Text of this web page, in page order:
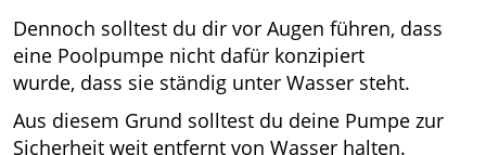
Dennoch solltest du dir vor Augen führen, dass
eine Poolpumpe nicht dafür konzipiert
wurde, dass sie ständig unter Wasser steht.
Aus diesem Grund solltest du deine Pumpe zur
Sicherheit weit entfernt von Wasser halten.